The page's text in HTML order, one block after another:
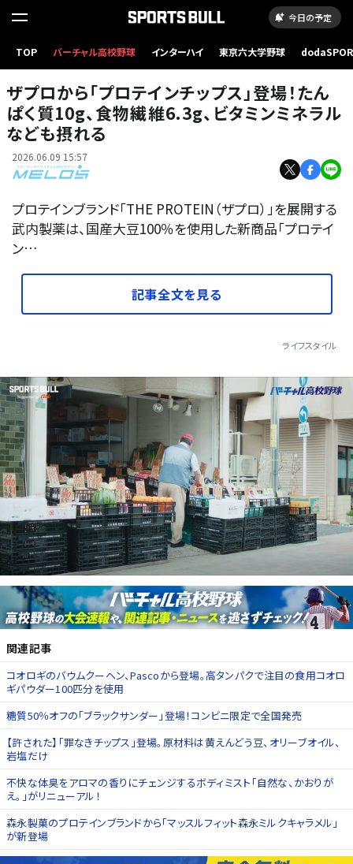
今日の予定
TOP バーチャル高校野球 インターハイ 東京六大学野球
も摂れる
ザプロから「プロテインチップス」登場！たん
ぱく質10g、食物繊維6.3g、ビタミンミネラル
なども摂れる
2026.06.09 15:57
プロテインブランド「THE PROTEIN（ザプロ）」を展開する
武内製薬は、国産大豆100％を使用した新商品「プロテイ
ン…
記事全文を見る
ライフスタイル
関連記事
コオロギのバウムクーヘン、Pascoから登場。高タンパクで注目の食用コオロ
ギパウダー100匹分を使用
糖質50％オフの「ブラックサンダー」登場！コンビニ限定で全国発売
【許された】「罪なきチップス」登場。原材料は黄えんどう豆、オリーブオイル、
岩塩だけ
不快な体臭をアロマの香りにチェンジするボディミスト「自然な、かおりが
え。」がリニューアル！
森永製菓のプロテインブランドから「マッスルフィット森永ミルクキャラメル」
が新登場